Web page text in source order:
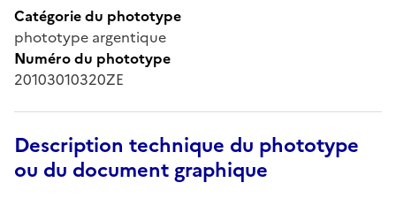
Catégorie du phototype
phototype argentique
Numéro du phototype
20103010320ZE
Description technique du phototype
ou du document graphique